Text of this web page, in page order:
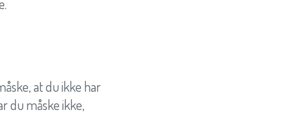
at du ikke har
du måske ikke,